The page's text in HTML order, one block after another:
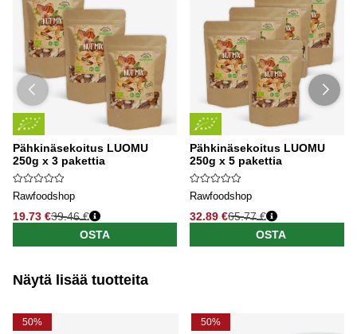
Pähkinäsekoitus LUOMU
250g x 3 pakettia
Rawfoodshop
19.73 €39.46 €
OSTA
Pähkinäsekoitus LUOMU
250g x 5 pakettia
Rawfoodshop
32.89 €65.77 €
OSTA
Näytä lisää tuotteita
50% 50%